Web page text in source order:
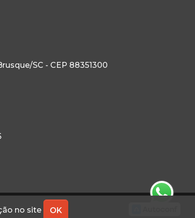
no site OK
SC - CEP 88351300